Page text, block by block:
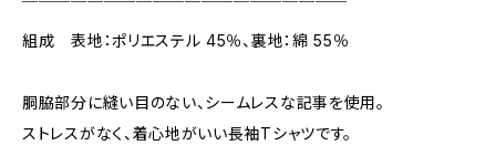
組成 表地：ポリエステル 45％、裏地：綿 55％
胴脇部分に縫い目のない、シームレスな記事を使用。
ストレスがなく、着心地がいい長袖Tシャツです。